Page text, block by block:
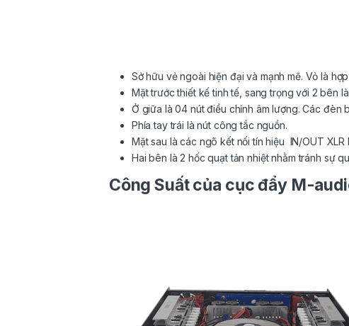
Sở hữu vẻ ngoài hiện đại và mạnh mẽ. Vỏ là
Mặt trước thiết kế tinh tế, sang trọng với 2 bên
Ở giữa là 04 nút điều chỉnh âm lượng. Các đèn
Phía tay trái là nút công tắc nguồn.
Mặt sau là các ngõ kết nối tín hiệu IN/OUT XLR
Hai bên là 2 hốc quạt tản nhiệt nhằm tránh sự
Công Suất của cục đẩy M-